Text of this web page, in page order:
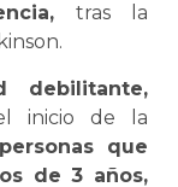
tras la
debilitante,
inicio de la
que
de 3 años,